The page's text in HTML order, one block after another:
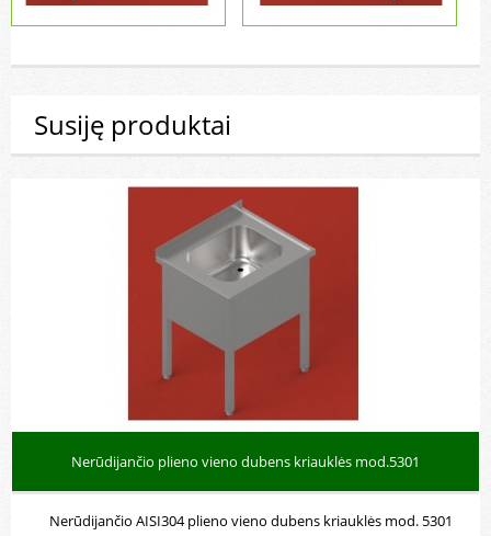
Susiję produktai
Nerūdijančio plieno vieno dubens kriauklės mod.5301
Nerūdijančio AISI304 plieno vieno dubens kriauklės mod. 5301